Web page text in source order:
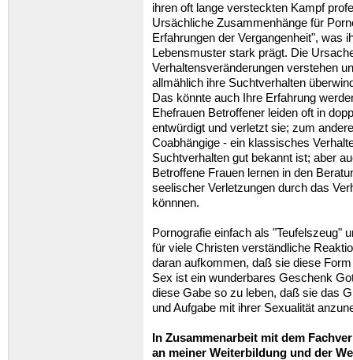
ihren oft lange versteckten Kampf
Ursächliche Zusammenhänge für
Erfahrungen der Vergangenheit", was
Lebensmuster stark prägt. Die
Verhaltensveränderungen verstehen
allmählich ihre Suchtverhalten
Das könnte auch Ihre Erfahrung
Ehefrauen Betroffener leiden oft in
entwürdigt und verletzt sie; zum
Coabhängige - ein klassisches
Suchtverhalten gut bekannt ist; aber
Betroffene Frauen lernen in den
seelischer Verletzungen durch das
könnnen.
Pornografie einfach als "Teufelszeug"
für viele Christen verständliche
daran aufkommen, daß sie diese
Sex ist ein wunderbares Geschenk
diese Gabe so zu leben, daß sie das
und Aufgabe mit ihrer Sexualität
In Zusammenarbeit mit dem
an meiner Weiterbildung und der